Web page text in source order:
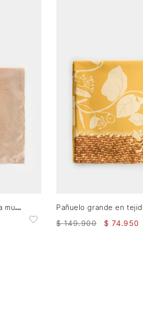
Pañuelo grande Iskay para mujer estampado
$ 149.900 $ 74.950